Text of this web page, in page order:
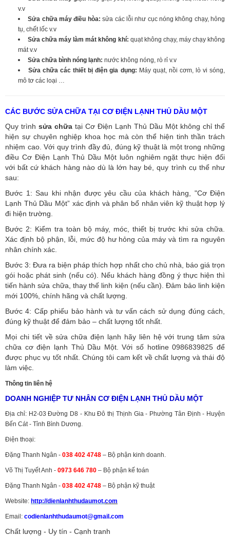
v.v
Sửa chữa máy điều hòa: sửa các lỗi như cục nóng không chạy, hỏng
tụ, chết lốc v.v
Sửa chữa máy làm mát không khí: quạt không chạy, máy chạy không
mát v.v
Sửa chữa bình nóng lạnh: nước không nóng, rò rỉ v.v
Sửa chữa các thiết bị điện gia dụng: Máy quạt, nồi cơm, lò vi sóng,
mô tơ các loại …
CÁC BƯỚC SỬA CHỮA TẠI CƠ ĐIỆN LẠNH THỦ DẦU MỘT
Quy trình sửa chữa tại Cơ Điện Lạnh Thủ Dầu Một không chỉ thể
hiện sự chuyên nghiệp khoa học mà còn thể hiện tinh thần trách
nhiệm cao. Với quy trình đầy đủ, đúng kỹ thuật là một trong những
điều Cơ Điện Lạnh Thủ Dầu Một luôn nghiêm ngặt thực hiện đối
với bất cứ khách hàng nào dù là lớn hay bé, quy trình cụ thể như
sau:
Bước 1: Sau khi nhận được yêu cầu của khách hàng, "Cơ Điện
Lạnh Thủ Dầu Một” xác định và phân bổ nhân viên kỹ thuật hợp lý
đi hiện trường.
Bước 2: Kiểm tra toàn bộ máy, móc, thiết bị trước khi sửa chữa.
Xác định bộ phận, lỗi, mức độ hư hỏng của máy và tìm ra nguyên
nhân chính xác.
Bước 3: Đưa ra biện pháp thích hợp nhất cho chủ nhà, báo giá trọn
gói hoặc phát sinh (nếu có). Nếu khách hàng đồng ý thực hiện thì
tiến hành sửa chữa, thay thế linh kiện (nếu cần). Đảm bảo linh kiện
mới 100%, chính hãng và chất lượng.
Bước 4: Cấp phiếu bảo hành và tư vấn cách sử dụng đúng cách,
đúng kỹ thuật để đảm bảo – chất lượng tốt nhất.
Mọi chi tiết về sửa chữa điện lạnh hãy liên hệ với trung tâm sửa
chữa cơ điện lạnh Thủ Dầu Một. Với số hotline 0986839825 để
được phục vụ tốt nhất. Chúng tôi cam kết về chất lượng và thái độ
làm việc.
Thông tin liên hệ
DOANH NGHIỆP TƯ NHÂN CƠ ĐIỆN LẠNH THỦ DẦU MỘT
Địa chỉ: H2-03 Đường D8 - Khu Đô thị Thịnh Gia - Phường Tân Định - Huyện
Bến Cát - Tỉnh Bình Dương.
Điện thoại:
Đặng Thanh Ngân - 038 402 4748 – Bộ phận kinh doanh.
Võ Thị Tuyết Anh - 0973 646 780 – Bộ phận kế toán
Đặng Thanh Ngân - 038 402 4748 – Bộ phận kỹ thuật
Website: http://dienlanhthudaumot.com
Email: codienlanhthudaumot@gmail.com
Chất lượng - Uy tín - Cạnh tranh